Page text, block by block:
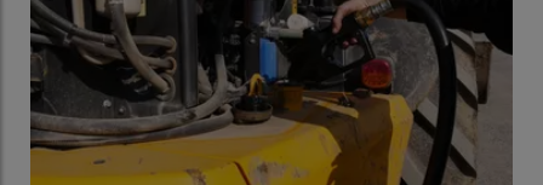
«Pour les tracteurs, la consommation d’AdBlue représente entre
5 à 10% de laconsommation de GNR
», souligne le représentant
de Yara.